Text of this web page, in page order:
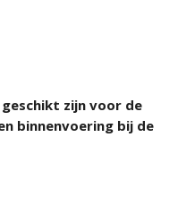
zijn voor de
binnenvoering bij de